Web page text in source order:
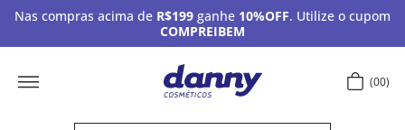
Nas compras acima de R$199 ganhe 10%OFF. Utilize o cupom
COMPREIBEM
00